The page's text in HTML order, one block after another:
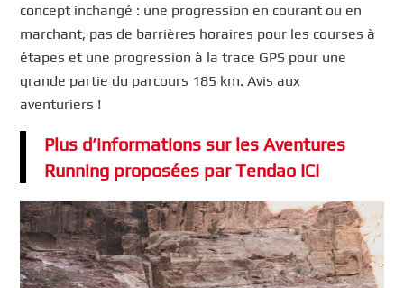
concept inchangé : une progression en courant ou en
marchant, pas de barrières horaires pour les courses à
étapes et une progression à la trace GPS pour une
grande partie du parcours 185 km. Avis aux
aventuriers !
Plus d’informations sur les Aventures
Running proposées par Tendao ICI